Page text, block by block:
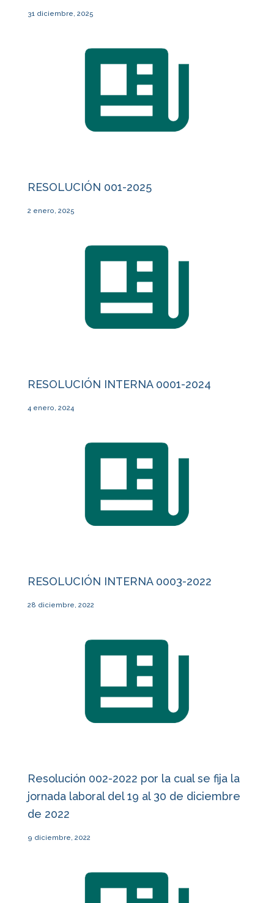
31 diciembre, 2025
RESOLUCIÓN 001-2025
2 enero, 2025
RESOLUCIÓN INTERNA 0001-2024
4 enero, 2024
RESOLUCIÓN INTERNA 0003-2022
28 diciembre, 2022
Resolución 002-2022 por la cual se fija la
jornada laboral del 19 al 30 de diciembre
de 2022
9 diciembre, 2022